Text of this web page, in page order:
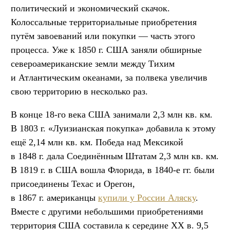
политический и экономический скачок.
Колоссальные территориальные приобретения
путём завоеваний или покупки — часть этого
процесса. Уже к 1850 г. США заняли обширные
североамериканские земли между Тихим
и Атлантическим океанами, за полвека увеличив
свою территорию в несколько раз.
В конце 18-го века США занимали 2,3 млн кв. км.
В 1803 г. «Луизианская покупка» добавила к этому
ещё 2,14 млн кв. км. Победа над Мексикой
в 1848 г. дала Соединённым Штатам 2,3 млн кв. км.
В 1819 г. в США вошла Флорида, в 1840-е гг. были
присоединены Техас и Орегон,
в 1867 г. американцы купили у России Аляску.
Вместе с другими небольшими приобретениями
территория США составила к середине ХХ в. 9,5